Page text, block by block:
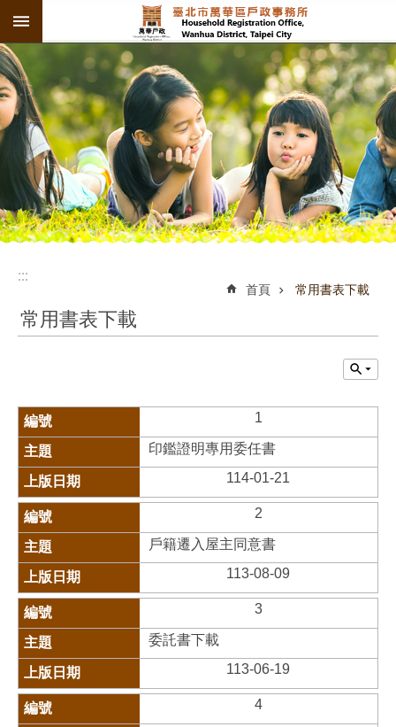
跳到主要內容區塊
:::
:::
首頁 常用書表下載
常用書表下載
1
印鑑證明專用委任書
114-01-21
2
戶籍遷入屋主同意書
113-08-09
3
委託書下載
113-06-19
4